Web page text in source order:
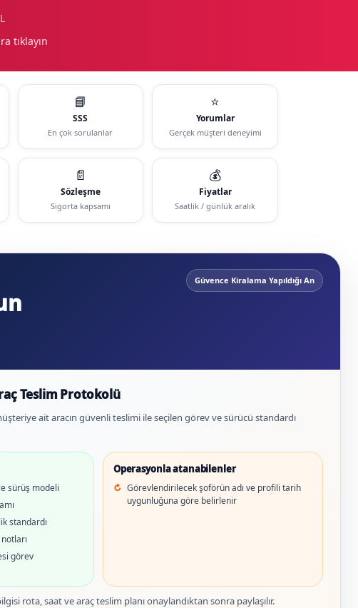
tıklayın
📘
SSS
En çok sorulanlar
⭐
Yorumlar
Gerçek müşteri deneyimi
📄
Sözleşme
Sigorta kapsamı
💰
Fiyatlar
Saatlik / günlük aralık
Güvence Kiralama Yapıldığı An
Teslim Protokolü
ait aracın güvenli teslimi ile seçilen görev ve sürücü standardı
sürüş modeli
standardı
görev
Operasyonla atanabilenler
Görevlendirilecek şoförün adı ve profili tarih
uygunluğuna göre belirlenir
rota, saat ve araç teslim planı onaylandıktan sonra paylaşılır.